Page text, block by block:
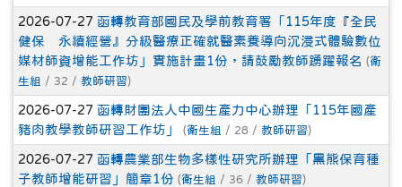
2026-07-27 函轉教育部國民及學前教育署「115年度『全民
健保 永續經營』分級醫療正確就醫素養導向沉浸式體驗數位
媒材師資增能工作坊」實施計畫1份，請鼓勵教師踴躍報名 (衛
生組 / 32 / 教師研習)
2026-07-27 函轉財團法人中國生產力中心辦理「115年國產
豬肉教學教師研習工作坊」
(衛生組 / 28 / 教師研習)
2026-07-27 函轉農業部生物多樣性研究所辦理「黑熊保育種
子教師增能研習」簡章1份 (衛生組 / 36 / 教師研習)